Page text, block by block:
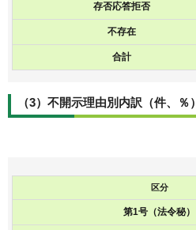
存否応答拒否
不存在
合計
（3）不開示理由別内訳（件、％）
区分
第1号（法令秘）